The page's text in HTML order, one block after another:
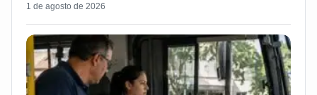
1 de agosto de 2026